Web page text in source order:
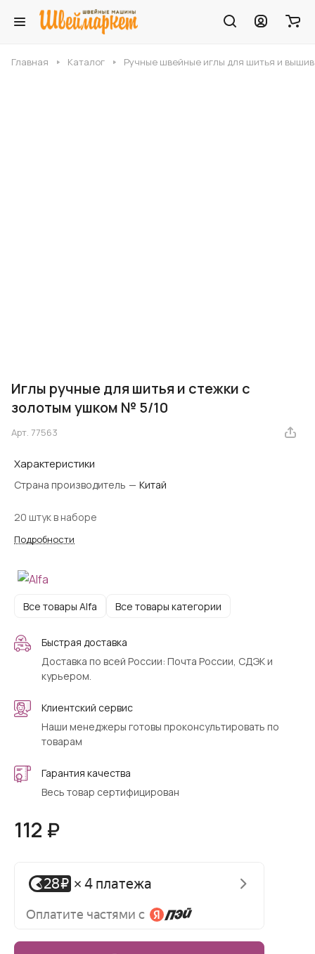
Главная Каталог Ручные швейные иглы для шитья и
Иглы ручные для шитья и стежки с
золотым ушком № 5/10
Арт. 77563
Характеристики
Страна производитель — Китай
20 штук в наборе
Подробности
Все товары Alfa Все товары категории
Быстрая доставка
Доставка по всей России: Почта России, СДЭК и
курьером.
Клиентский сервис
Наши менеджеры готовы проконсультировать по
товарам
Гарантия качества
Весь товар сертифицирован
112 ₽